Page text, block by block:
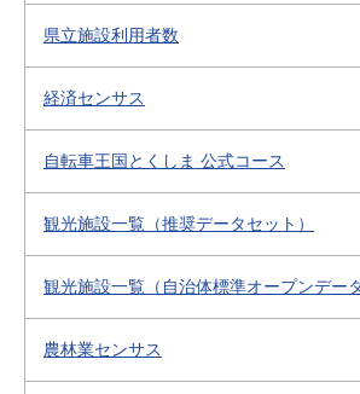
県立施設利用者数
経済センサス
自転車王国とくしま 公式コース
観光施設一覧（推奨データセット）
観光施設一覧（自治体標準オープンデー
農林業センサス